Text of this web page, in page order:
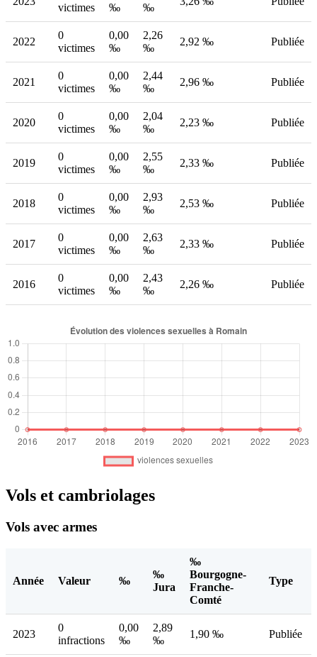
victimes
‰
‰
2022
0
victimes
0,00
‰
2,26
‰
2,92 ‰ Publiée
2021
0
victimes
0,00
‰
2,44
‰
2,96 ‰ Publiée
2020
0
victimes
0,00
‰
2,04
‰
2,23 ‰ Publiée
2019
0
victimes
0,00
‰
2,55
‰
2,33 ‰ Publiée
2018
0
victimes
0,00
‰
2,93
‰
2,53 ‰ Publiée
2017
0
victimes
0,00
‰
2,63
‰
2,33 ‰ Publiée
2016
0
victimes
0,00
‰
2,43
‰
2,26 ‰ Publiée
Vols et cambriolages
Vols avec armes
Année Valeur ‰
‰
Jura
‰
Bourgogne-
Franche-
Comté
Type
2023
0
infractions
0,00
‰
2,89
‰
1,90 ‰ Publiée